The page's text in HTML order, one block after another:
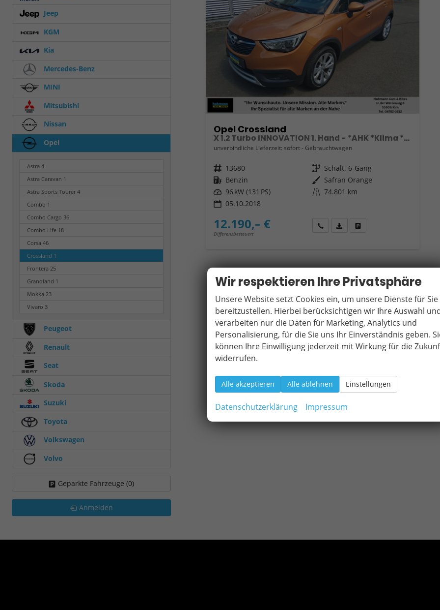
Opel Crossland
X 1.2 Turbo INNOVATION 1. Hand - *AHK *Klima *Shz *Navi uvm.
unverbindliche Lieferzeit: sofort Gebrauchtwagen
Fahrzeugnr. 13680 Getriebe Schalt. 6-Gang
Kraftstoff Benzin Außenfarbe Safran Orange
Leistung 96 kW (131 PS) Kilometerstand 74.801 km
05.10.2018
12.190,– €
Differenzbesteuert
Wir rufen Sie anFahrzeugexposé (PDF)
Jeep
KGM
Kia
Mercedes-Benz
MINI
Mitsubishi
Nissan
Opel
Astra 4
Astra Caravan 1
Astra Sports Tourer 4
Combo 1
Combo Cargo 36
Combo Life 18
Corsa 46
Crossland 1
Frontera 25
Grandland 1
Mokka 23
Vivaro 3
Peugeot
Renault
Seat
Skoda
Suzuki
Toyota
Volkswagen
Volvo
Geparkte Fahrzeuge (0)
Anmelden
Wir respektieren Ihre Privatsphäre
Unsere Website setzt Cookies ein, um unsere Dienste für Sie
bereitzustellen. Hierbei berücksichtigen wir Ihre Auswahl
verarbeiten nur die Daten für Marketing, Analytics und
Personalisierung, für die Sie uns Ihr Einverständnis geben.
können Ihre Einwilligung jederzeit mit Wirkung für die
widerrufen.
Alle akzeptieren Alle ablehnen Einstellungen
Datenschutzerklärung Impressum